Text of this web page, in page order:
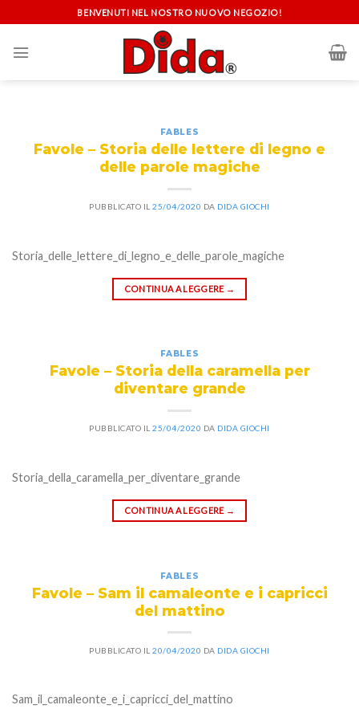
to
content
BENVENUTI NEL NOSTRO NUOVO NEGOZIO!
FABLES
Favole – Storia delle lettere di legno e
delle parole magiche
PUBBLICATO IL25/04/2020 DA DIDA GIOCHI
Storia_delle_lettere_di_legno_e_delle_parole_magiche
CONTINUA A LEGGERE →
FABLES
Favole – Storia della caramella per
diventare grande
PUBBLICATO IL25/04/2020 DA DIDA GIOCHI
Storia_della_caramella_per_diventare_grande
CONTINUA A LEGGERE →
FABLES
Favole – Sam il camaleonte e i capricci
del mattino
PUBBLICATO IL20/04/2020 DA DIDA GIOCHI
Sam_il_camaleonte_e_i_capricci_del_mattino